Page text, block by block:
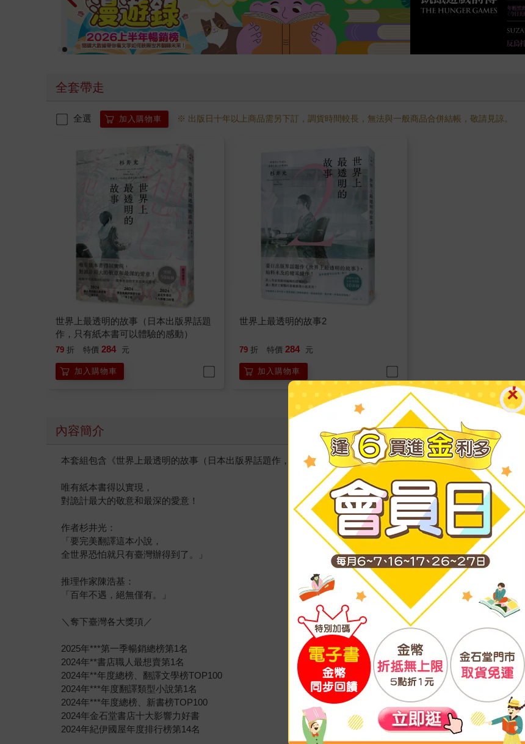
全套帶走
全選 加入購物車 ※ 出版日十年以上商品需另下訂，調貨時間較長，無法與一般商品合併結帳，敬請見諒。
世界上最透明的故事（日本出版界話題
作，只有紙本書可以體驗的感動）
79 折 特價 284 元
加入購物車
世界上最透明的故事2
79 折 特價 284 元
加入購物車
內容簡介
本套組包含《世界上最透明的故事（日本出版界話題作，只有紙本書可以體驗的感動）》+《世界上最透明的故事2》
唯有紙本書得以實現，
對詭計最大的敬意和最深的愛意！
作者杉井光：
「要完美翻譯這本小說，
全世界恐怕就只有臺灣辦得到了。」
推理作家陳浩基：
「百年不遇，絕無僅有。」
＼奪下臺灣各大獎項／
2025年***第一季暢銷總榜第1名
2024年**書店職人最想賣第1名
2024年**年度總榜、翻譯文學榜TOP100
2024年***年度翻譯類型小說第1名
2024年***年度總榜、新書榜TOP100
2024年金石堂書店十大影響力好書
2024年紀伊國屋年度排行榜第14名